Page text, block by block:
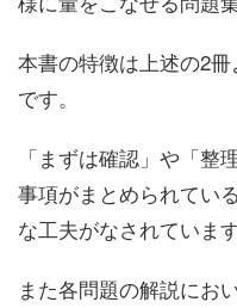
本書の特徴は上述の2
です。
「まずは確認」や「整
事項がまとめられてい
な工夫がなされています
また各問題の解説にお